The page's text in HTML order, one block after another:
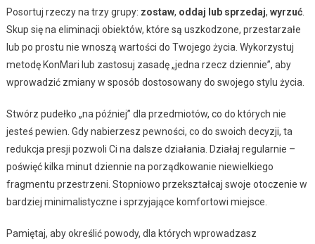
Posortuj rzeczy na trzy grupy: zostaw, oddaj lub sprzedaj, wyrzuć.
Skup się na eliminacji obiektów, które są uszkodzone, przestarzałe
lub po prostu nie wnoszą wartości do Twojego życia. Wykorzystuj
metodę KonMari lub zastosuj zasadę „jedna rzecz dziennie”, aby
wprowadzić zmiany w sposób dostosowany do swojego stylu życia.
Stwórz pudełko „na później” dla przedmiotów, co do których nie
jesteś pewien. Gdy nabierzesz pewności, co do swoich decyzji, ta
redukcja presji pozwoli Ci na dalsze działania. Działaj regularnie –
poświęć kilka minut dziennie na porządkowanie niewielkiego
fragmentu przestrzeni. Stopniowo przekształcaj swoje otoczenie w
bardziej minimalistyczne i sprzyjające komfortowi miejsce.
Pamiętaj, aby określić powody, dla których wprowadzasz